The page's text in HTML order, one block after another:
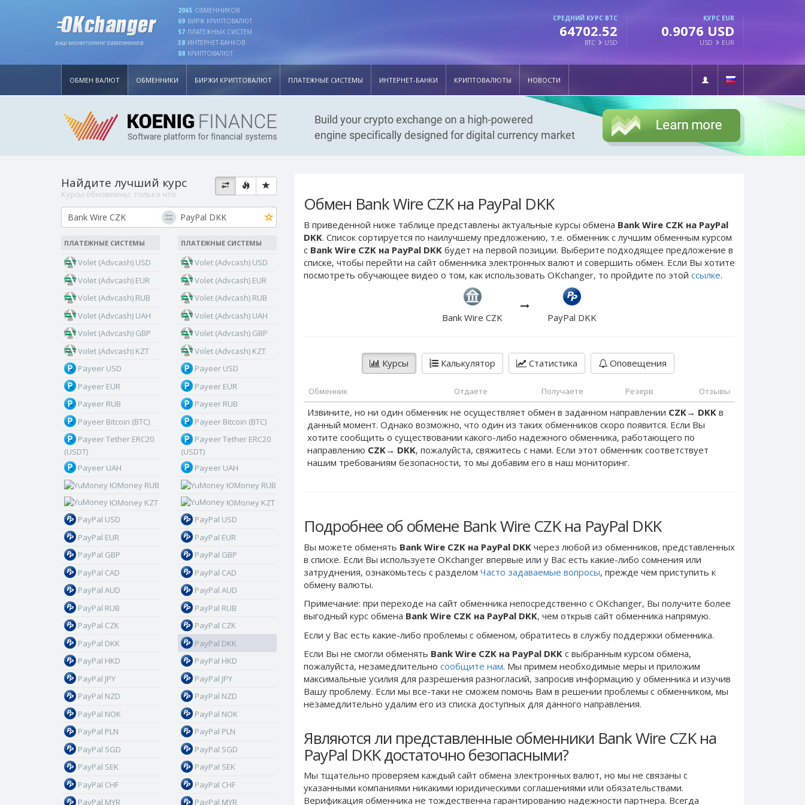
ВАШ МОНИТОРИНГ ОБМЕННИКОВ
2065 ОБМЕННИКОВ
69 БИРЖ КРИПТОВАЛЮТ
57 ПЛАТЕЖНЫХ СИСТЕМ
38 ИНТЕРНЕТ-БАНКОВ
88 КРИПТОВАЛЮТ
СРЕДНИЙ КУРС BTC
64702.52
BTC USD
КУРС EUR
0.9076 USD
USD EUR
ОБМЕН ВАЛЮТ ОБМЕННИКИ БИРЖИ КРИПТОВАЛЮТ ПЛАТЕЖНЫЕ СИСТЕМЫ ИНТЕРНЕТ-БАНКИ КРИПТОВАЛЮТЫ НОВОСТИ
Обмен Bank Wire CZK на PayPal DKK
В приведенной ниже таблице представлены актуальные курсы обмена Bank Wire CZK на PayPal
DKK. Список сортируется по наилучшему предложению, т.е. обменник с лучшим обменным курсом
с Bank Wire CZK на PayPal DKK будет на первой позиции. Выберите подходящее предложение в
списке, чтобы перейти на сайт обменника электронных валют и совершить обмен. Если Вы хотите
посмотреть обучающее видео о том, как использовать OKchanger, то пройдите по этой ссылке.
Bank Wire CZK PayPal DKK
Курсы Калькулятор Статистика Оповещения
Обменник Отдаете Получаете Резерв Отзывы
Извините, но ни один обменник не осуществляет обмен в заданном направлении CZK→ DKK в
данный момент. Однако возможно, что один из таких обменников скоро появится. Если Вы
хотите сообщить о существовании какого-либо надежного обменника, работающего по
направлению CZK→ DKK, пожалуйста, свяжитесь с нами. Если этот обменник соответствует
нашим требованиям безопасности, то мы добавим его в наш мониторинг.
Подробнее об обмене Bank Wire CZK на PayPal DKK
Вы можете обменять Bank Wire CZK на PayPal DKK через любой из обменников, представленных
в списке. Если Вы используете OKchanger впервые или у Вас есть какие-либо сомнения или
затруднения, ознакомьтесь с разделом Часто задаваемые вопросы, прежде чем приступить к
обмену валюты.
Примечание: при переходе на сайт обменника непосредственно c OKchanger, Вы получите более
выгодный курс обмена Bank Wire CZK на PayPal DKK, чем открыв сайт обменника напрямую.
Если у Вас есть какие-либо проблемы с обменом, обратитесь в службу поддержки обменника.
Если Вы не смогли обменять Bank Wire CZK на PayPal DKK с выбранным курсом обмена,
пожалуйста, незамедлительно сообщите нам. Мы примем необходимые меры и приложим
максимальные усилия для разрешения разногласий, запросив информацию у обменника и изучив
Вашу проблему. Если мы все-таки не сможем помочь Вам в решении проблемы c обменником, мы
незамедлительно удалим его из списка доступных для данного направления.
Являются ли представленные обменники Bank Wire CZK на
PayPal DKK достаточно безопасными?
Мы тщательно проверяем каждый сайт обмена электронных валют, но мы не связаны c
указанными компаниями никакими юридическими соглашениями или обязательствами.
Верификация обменника не тождественна гарантированию надежности партнера. Всегда
Найдите лучший курс
Курсы обновлены: только что
ПЛАТЕЖНЫЕ СИСТЕМЫ
Volet (Advcash) USD
Volet (Advcash) EUR
Volet (Advcash) RUB
Volet (Advcash) UAH
Volet (Advcash) GBP
Volet (Advcash) KZT
Payeer USD
Payeer EUR
Payeer RUB
Payeer Bitcoin (BTC)
Payeer Tether ERC20
(USDT)
Payeer UAH
ЮMoney RUB
ЮMoney KZT
PayPal USD
PayPal EUR
PayPal GBP
PayPal CAD
PayPal AUD
PayPal RUB
PayPal CZK
PayPal DKK
PayPal HKD
PayPal JPY
PayPal NZD
PayPal NOK
PayPal PLN
PayPal SGD
PayPal SEK
PayPal CHF
PayPal MYR
ПЛАТЕЖНЫЕ СИСТЕМЫ
Volet (Advcash) USD
Volet (Advcash) EUR
Volet (Advcash) RUB
Volet (Advcash) UAH
Volet (Advcash) GBP
Volet (Advcash) KZT
Payeer USD
Payeer EUR
Payeer RUB
Payeer Bitcoin (BTC)
Payeer Tether ERC20
(USDT)
Payeer UAH
ЮMoney RUB
ЮMoney KZT
PayPal USD
PayPal EUR
PayPal GBP
PayPal CAD
PayPal AUD
PayPal RUB
PayPal CZK
PayPal DKK
PayPal HKD
PayPal JPY
PayPal NZD
PayPal NOK
PayPal PLN
PayPal SGD
PayPal SEK
PayPal CHF
PayPal MYR